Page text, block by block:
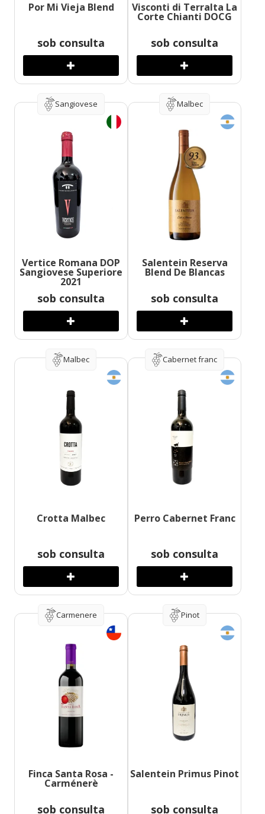
Por Mi Vieja Blend
sob consulta
Visconti di Terralta La
Corte Chianti DOCG
sob consulta
Sangiovese
Vertice Romana DOP
Sangiovese Superiore
2021
sob consulta
Malbec
Salentein Reserva
Blend De Blancas
sob consulta
Malbec
Crotta Malbec
sob consulta
Cabernet franc
Perro Cabernet Franc
sob consulta
Carmenere
Finca Santa Rosa -
Carménerè
sob consulta
Pinot
Salentein Primus Pinot
sob consulta